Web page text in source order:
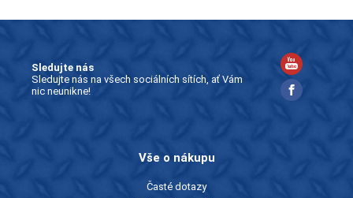
Sledujte nás
Sledujte nás na všech sociálních sítích, ať Vám
nic neunikne!
Vše o nákupu
Časté dotazy